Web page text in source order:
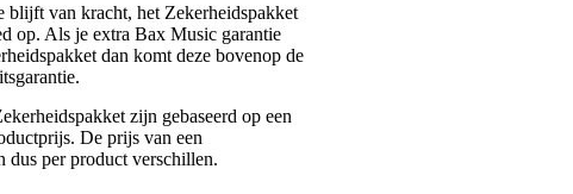
blijft van kracht, het Zekerheidspakket
op. Als je extra Bax Music garantie
dan komt deze bovenop de
zijn gebaseerd op een
De prijs van een
dus per product verschillen.